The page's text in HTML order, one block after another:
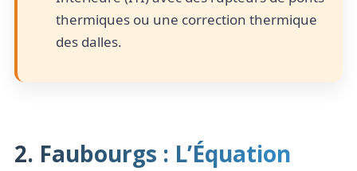
thermiques ou une correction thermique
des dalles.
2. Faubourgs : L’Équation